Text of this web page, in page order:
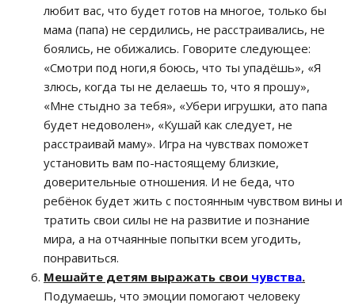
любит вас, что будет готов на многое, только бы
мама (папа) не сердились, не расстраивались, не
боялись, не обижались. Говорите следующее:
«Смотри под ноги,я боюсь, что ты упадёшь», «Я
злюсь, когда ты не делаешь то, что я прошу»,
«Мне стыдно за тебя», «Убери игрушки, ато папа
будет недоволен», «Кушай как следует, не
расстраивай маму». Игра на чувствах поможет
установить вам по-настоящему близкие,
доверительные отношения. И не беда, что
ребёнок будет жить с постоянным чувством вины и
тратить свои силы не на развитие и познание
мира, а на отчаянные попытки всем угодить,
понравиться.
Мешайте детям выражать свои чувства.
Подумаешь, что эмоции помогают человеку